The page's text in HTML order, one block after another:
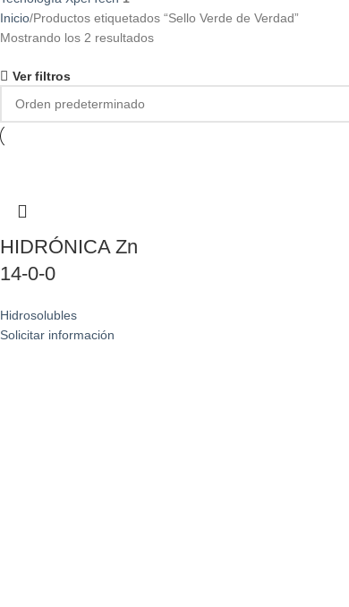
Inicio Productos etiquetados “Sello Verde de Verdad”
Mostrando los 2 resultados
Ver filtros
HIDRÓNICA Zn
14-0-0
Hidrosolubles
Solicitar información